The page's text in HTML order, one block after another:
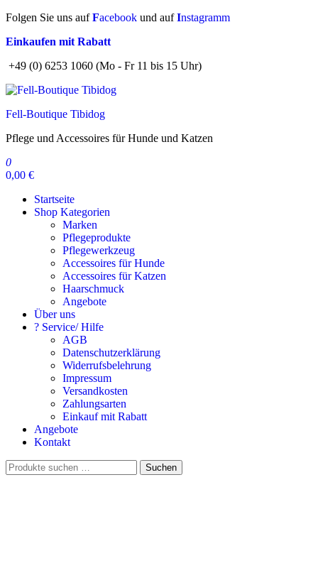
Zum
springen
Folgen Sie uns aufFacebook und aufInstagramm
Einkaufen mit Rabatt
+49 (0) 6253 1060 (Mo - Fr 11 bis 15 Uhr)
Fell-Boutique Tibidog
Pflege und Accessoires für Hunde und Katzen
0
0,00 €
Startseite
Shop Kategorien
Marken
Pflegeprodukte
Pflegewerkzeug
Accessoires für Hunde
Accessoires für Katzen
Haarschmuck
Angebote
Über uns
? Service/ Hilfe
AGB
Datenschutzerklärung
Widerrufsbelehrung
Impressum
Versandkosten
Zahlungsarten
Einkauf mit Rabatt
Angebote
Kontakt
Suchen
nach:
Suchen